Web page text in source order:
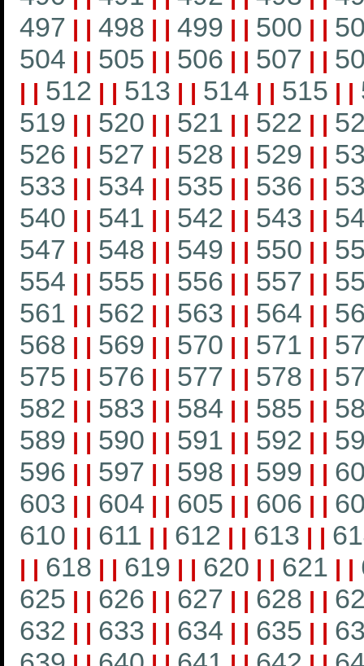
497 | | 498 | | 499 | | 500 | |
504 | | 505 | | 506 | | 507 | |
| | 512 | | 513 | | 514 | | 515 | |
519 | | 520 | | 521 | | 522 | |
526 | | 527 | | 528 | | 529 | |
533 | | 534 | | 535 | | 536 | |
540 | | 541 | | 542 | | 543 | |
547 | | 548 | | 549 | | 550 | |
554 | | 555 | | 556 | | 557 | |
561 | | 562 | | 563 | | 564 | |
568 | | 569 | | 570 | | 571 | |
575 | | 576 | | 577 | | 578 | |
582 | | 583 | | 584 | | 585 | |
589 | | 590 | | 591 | | 592 | |
596 | | 597 | | 598 | | 599 | |
603 | | 604 | | 605 | | 606 | |
610 | | 611 | | 612 | | 613 | |
| | 618 | | 619 | | 620 | | 621 | |
625 | | 626 | | 627 | | 628 | |
632 | | 633 | | 634 | | 635 | |